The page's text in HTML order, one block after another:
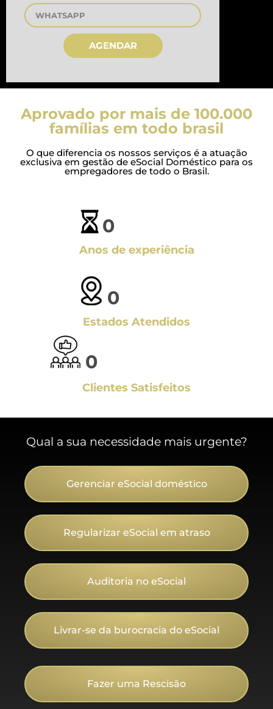
AGENDAR
Aprovado por mais de 100.000
famílias em todo brasil
O que diferencia os nossos serviços é a atuação
exclusiva em gestão de eSocial Doméstico para os
empregadores de todo o Brasil.
0
Anos de experiência
0
Estados Atendidos
0
Clientes Satisfeitos
Qual a sua necessidade mais urgente?
Gerenciar eSocial doméstico
Regularizar eSocial em atraso
Auditoria no eSocial
Livrar-se da burocracia do eSocial
Fazer uma Rescisão